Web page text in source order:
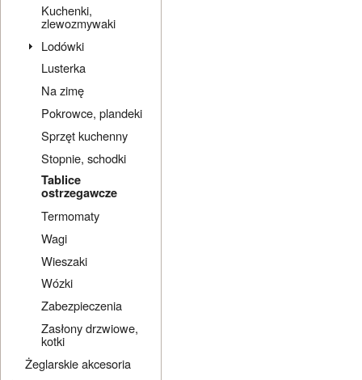
Kuchenki,
zlewozmywaki
Lodówki
Lusterka
Na zimę
Pokrowce, plandeki
Sprzęt kuchenny
Stopnie, schodki
Tablice
ostrzegawcze
Termomaty
Wagi
Wieszaki
Wózki
Zabezpieczenia
Zasłony drzwiowe,
kotki
Żeglarskie akcesoria